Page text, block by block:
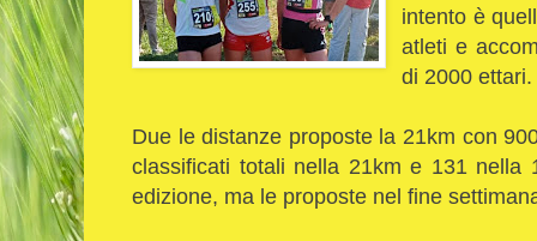
intento è
atleti e
di 2000 ettari.
Due le distanze proposte la 21km con
classificati totali nella 21km e 131 nella
edizione, ma le proposte nel fine